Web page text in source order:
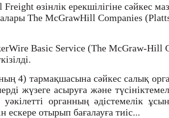
өзінлік ерекшілігіне сәйкес
The McGrawHill Companies
Basic Service (The McGraw-Hill
4) тармақшасына сәйкес салық
жүзеге асыруға және
органның әдістемелік
ескере отырып бағалауға тиіс...